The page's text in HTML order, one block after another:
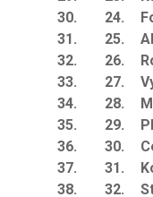
30.
31.
32.
33.
34.
35.
36.
37.
38.
24.
25.
26.
27.
28.
29.
30.
31.
32.